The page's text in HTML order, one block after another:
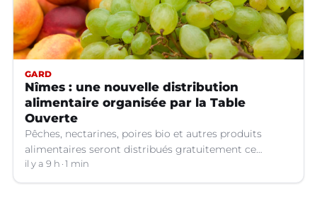
GARD
Nîmes : une nouvelle distribution
alimentaire organisée par la Table
Ouverte
Pêches, nectarines, poires bio et autres produits
alimentaires seront distribués gratuitement ce
vendredi 7 août par les bénévoles de la Table Ouverte
à Nîmes (Gard).
il y a 9 h 1 min